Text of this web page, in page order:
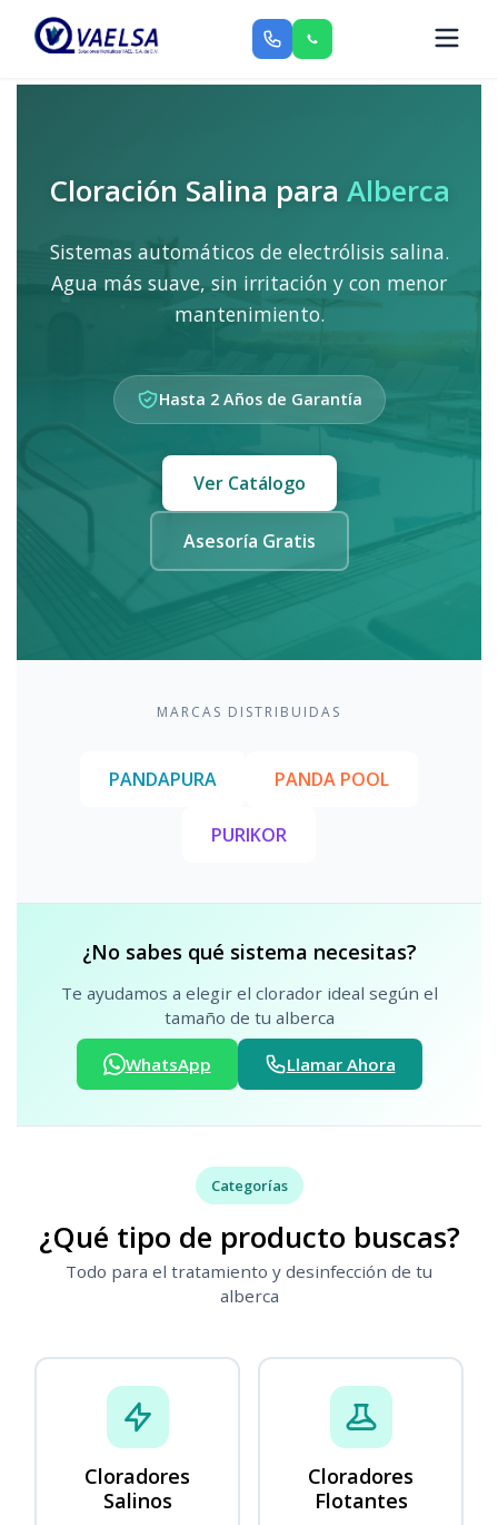
Cloración Salina para Alberca
Sistemas automáticos de electrólisis salina.
Agua más suave, sin irritación y con menor
mantenimiento.
Hasta 2 Años de Garantía
Ver Catálogo
Asesoría Gratis
MARCAS DISTRIBUIDAS
PANDAPURA PANDA POOL
PURIKOR
¿No sabes qué sistema necesitas?
Te ayudamos a elegir el clorador ideal según el
tamaño de tu alberca
WhatsApp Llamar Ahora
Categorías
¿Qué tipo de producto buscas?
Todo para el tratamiento y desinfección de tu
alberca
Cloradores
Salinos
Cloradores
Flotantes